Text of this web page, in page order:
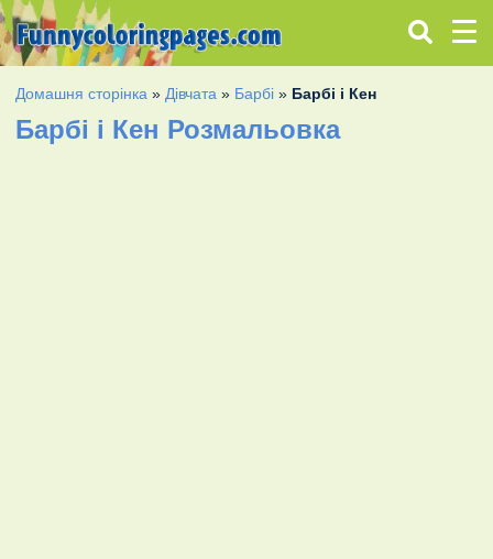
Домашня сторінка » Дівчата » Барбі » Барбі і Кен
Барбі і Кен Розмальовка